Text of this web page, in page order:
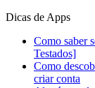
Dicas de Apps
Como saber
Testados]
Como
criar conta